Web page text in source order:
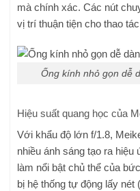
mà chính xác. Các nút
vị trí thuận tiện cho thao
Ống kính nhỏ gọn dễ
Hiệu suất quang học của
Với khẩu độ lớn f/1.8,
nhiều ánh sáng tạo ra
làm nổi bật chủ thể của
bị hệ thống tự động lấy